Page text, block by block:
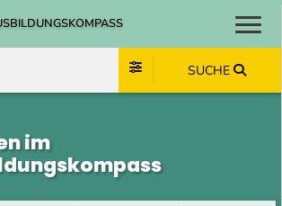
SUCHE
im